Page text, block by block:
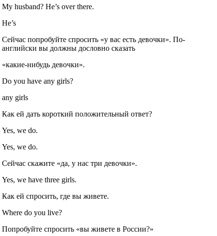
My husband? He’s over there.
He’s
Сейчас попробуйте спросить «у вас есть девочки». По‐
английски вы должны дословно сказать
«какие‐нибудь девочки».
Do you have any girls?
any girls
Как ей дать короткий положительный ответ?
Yes, we do.
Yes, we do.
Сейчас скажите «да, у нас три девочки».
Yes, we have three girls.
Как ей спросить, где вы живете.
Where do you live?
Попробуйте спросить «вы живете в России?»